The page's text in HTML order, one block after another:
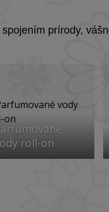
prírody,
roll-on